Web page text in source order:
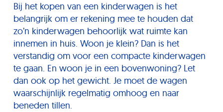
Bij het kopen van een kinderwagen is het
belangrijk om er rekening mee te houden dat
zo’n kinderwagen behoorlijk wat ruimte kan
innemen in huis. Woon je klein? Dan is het
verstandig om voor een compacte kinderwagen
te gaan. En woon je in een bovenwoning? Let
dan ook op het gewicht. Je moet de wagen
waarschijnlijk regelmatig omhoog en naar
beneden tillen.